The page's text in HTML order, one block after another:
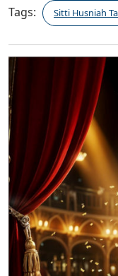
Tags: Sitti Husniah